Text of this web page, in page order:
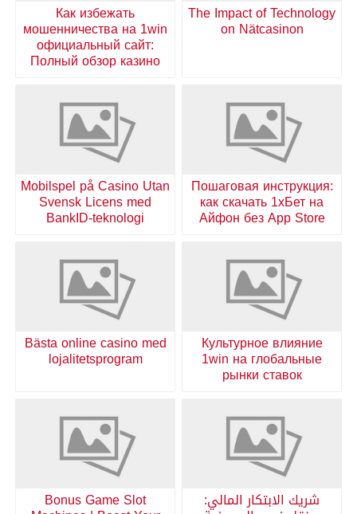
The Impact of Technology
on Nätcasinon
Как избежать
мошенничества на 1win
официальный сайт:
Полный обзор казино
Пошаговая инструкция:
как скачать 1хБет на
Айфон без App Store
Mobilspel på Casino Utan
Svensk Licens med
BankID-teknologi
Культурное влияние
1win на глобальные
рынки ставок
Bästa online casino med
lojalitetsprogram
شريك الابتكار المالي: Bonus Game Slot